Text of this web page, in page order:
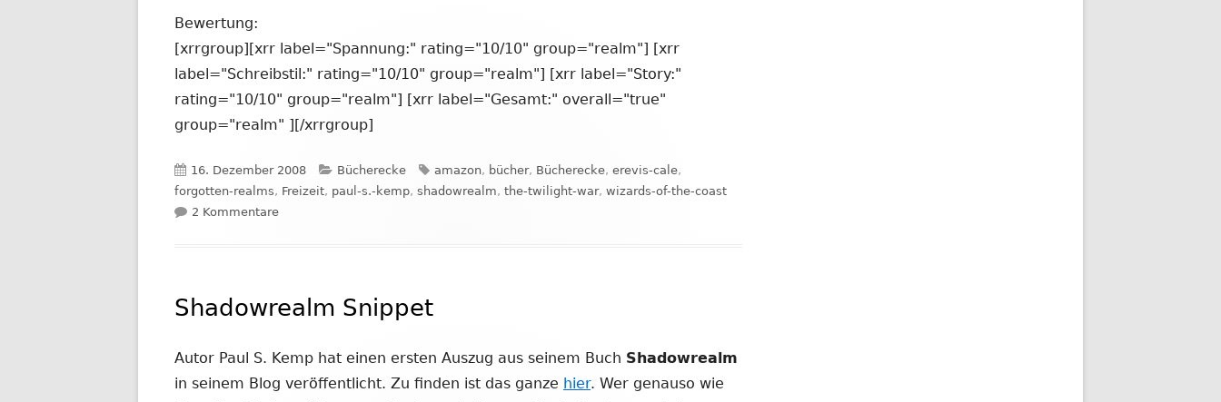
Bewertung:
[xrrgroup][xrr label="Spannung:" rating="10/10" group="realm"] [xrr
label="Schreibstil:" rating="10/10" group="realm"] [xrr label="Story:"
rating="10/10" group="realm"] [xrr label="Gesamt:" overall="true"
group="realm" ][/xrrgroup]
Veröffentlicht
am
16. Dezember 2008 Kategorien
Bücherecke Schlagwörter
amazon, bücher, Bücherecke, erevis-cale,
forgotten-realms, Freizeit, paul-s.-kemp, shadowrealm, the-twilight-war, wizards-of-the-coast
2 Kommentarezu Bücherecke #12: Shadowrealm
Shadowrealm Snippet
Autor Paul S. Kemp hat einen ersten Auszug aus seinem Buch Shadowrealm
in seinem Blog veröffentlicht. Zu finden ist das ganze hier. Wer genauso wie